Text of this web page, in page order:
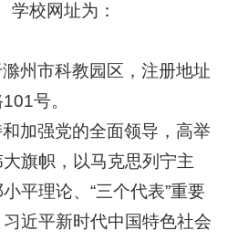
学校网址为：
州市科教园区，注册地址
号。
加强党的全面领导，高举
旗帜，以马克思列宁主
平理论、“三个代表”重要
近平新时代中国特色社会